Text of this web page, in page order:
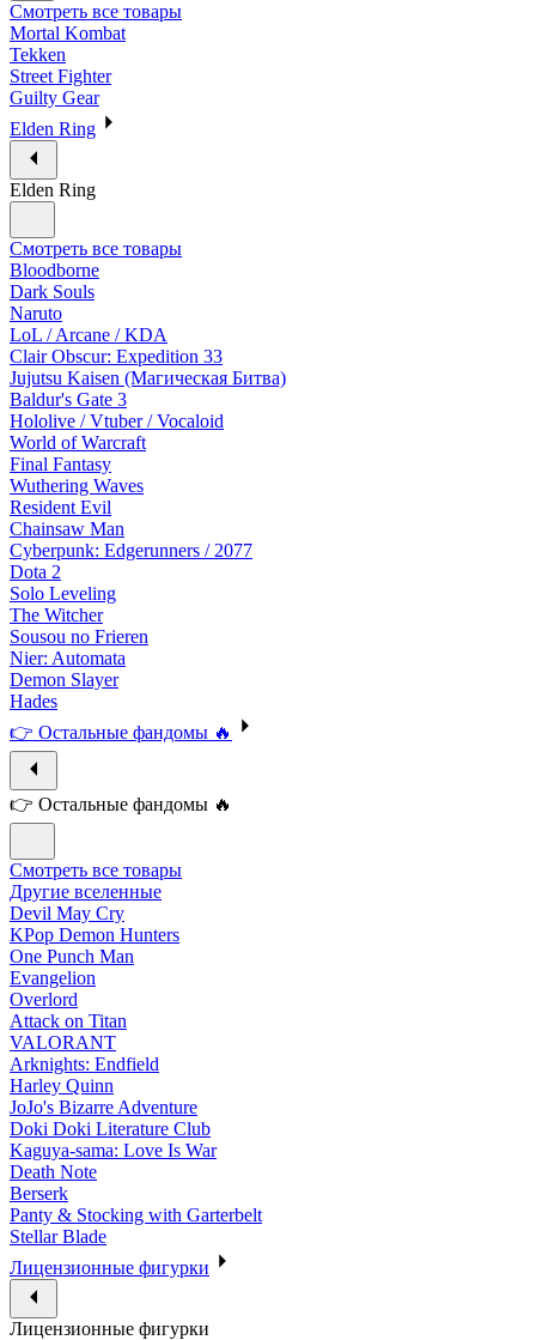
Смотреть все товары
Mortal Kombat
Tekken
Street Fighter
Guilty Gear
Elden Ring
Elden Ring
Смотреть все товары
Bloodborne
Dark Souls
Naruto
LoL / Arcane / KDA
Clair Obscur: Expedition 33
Jujutsu Kaisen (Магическая Битва)
Baldur's Gate 3
Hololive / Vtuber / Vocaloid
World of Warcraft
Final Fantasy
Wuthering Waves
Resident Evil
Chainsaw Man
Cyberpunk: Edgerunners / 2077
Dota 2
Solo Leveling
The Witcher
Sousou no Frieren
Nier: Automata
Demon Slayer
Hades
👉 Остальные фандомы 🔥
👉 Остальные фандомы 🔥
Смотреть все товары
Другие вселенные
Devil May Cry
KPop Demon Hunters
One Punch Man
Evangelion
Overlord
Attack on Titan
VALORANT
Arknights: Endfield
Harley Quinn
JoJo's Bizarre Adventure
Doki Doki Literature Club
Kaguya-sama: Love Is War
Death Note
Berserk
Panty & Stocking with Garterbelt
Stellar Blade
Лицензионные фигурки
Лицензионные фигурки